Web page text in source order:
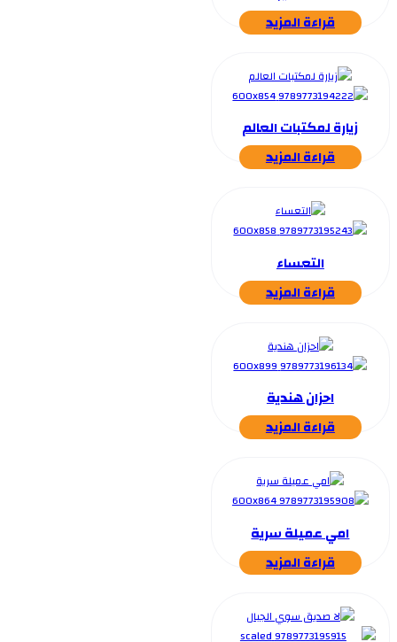
قراءة المزيد
زيارة لمكتبات العالم
قراءة المزيد
التعساء
قراءة المزيد
احزان هندية
قراءة المزيد
امي عميلة سرية
قراءة المزيد